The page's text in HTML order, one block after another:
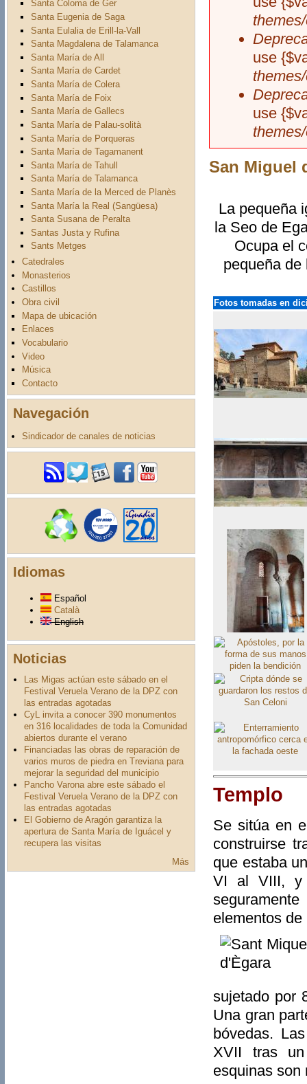
Santa Coloma de Ger
Santa Eugenia de Saga
Santa Eulalia de Erill-la-Vall
Santa Magdalena de Talamanca
Santa María de All
Santa María de Cardet
Santa María de Colera
Santa María de Foix
Santa María de Gallecs
Santa María de Palau-solità
Santa María de Porqueras
Santa María de Tagamanent
Santa María de Tahull
Santa María de Talamanca
Santa María de la Merced de Planès
Santa María la Real (Sangüesa)
Santa Susana de Peralta
Santas Justa y Rufina
Sants Metges
Catedrales
Monasterios
Castillos
Obra civil
Mapa de ubicación
Enlaces
Vocabulario
Video
Música
Contacto
Navegación
Sindicador de canales de noticias
Idiomas
Español
Català
English
Noticias
Las Migas actúan este sábado en el
Festival Veruela Verano de la DPZ con
las entradas agotadas
CyL invita a conocer 390 monumentos
en 316 localidades de toda la Comunidad
abiertos durante el verano
Financiadas las obras de reparación de
varios muros de piedra en Treviana para
mejorar la seguridad del municipio
Pancho Varona abre este sábado el
Festival Veruela Verano de la DPZ con
las entradas agotadas
El Gobierno de Aragón garantiza la
apertura de Santa María de Iguácel y
recupera las visitas
Más
use
use
San Miguel
La pequeña
la Seo de
Ocupa el
pequeña de
Fotos tomadas en
Templo
Se sitúa en
construirse
que estaba
VI al VIII, y
elementos
sujetado por
Una gran
bóvedas.
XVII tras un
esquinas son